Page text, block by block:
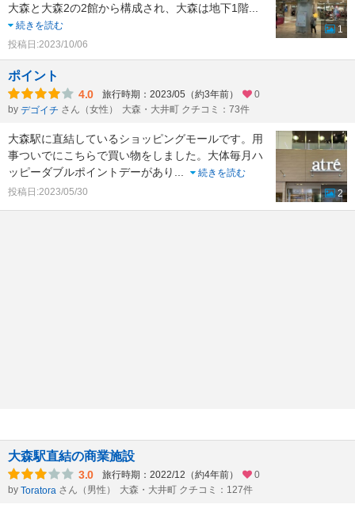
大森と大森2の2館から構成され、大森は地下1階
続きを読む
投稿日:2023/10/06
1
ポイント
4.0 旅行時期：2023/05（約3年前）
0
by デゴイチ さん（女性） 大森・大井町 クチコミ：73件
大森駅に直結しているショッピングモールです。用
事ついでにこちらで買い物をしました。大体毎月ハ
ッピーダブルポイントデーがあり
続きを読む
投稿日:2023/05/30
2
大森駅直結の商業施設
3.0 旅行時期：2022/12（約4年前）
0
by Toratora さん（男性） 大森・大井町 クチコミ：127件